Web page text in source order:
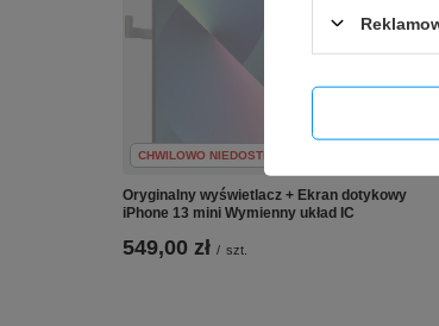
CHWILOWO NIEDOSTĘPNY
Oryginalny wyświetlacz + Ekran dotykowy
iPhone 13 mini Wymienny układ IC
549,00 zł / szt.